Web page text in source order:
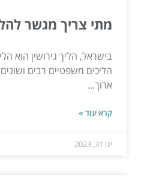
מתי צריך מגשר
בישראל, הליך גירושין הוא
הליכים משפטיים רבים
ארוך...
קרא עוד »
ינו 31, 2023